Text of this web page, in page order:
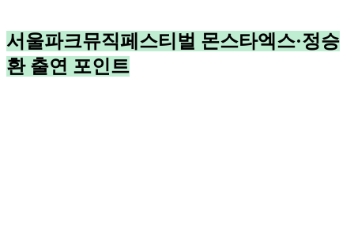
서울파크뮤직페스티벌 몬스타엑스·정승
환 출연 포인트